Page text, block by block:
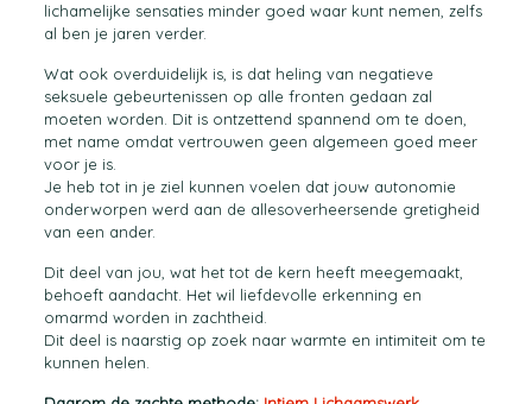
lichamelijke sensaties minder goed waar kunt nemen, zelfs
al ben je jaren verder.
Wat ook overduidelijk is, is dat heling van negatieve
seksuele gebeurtenissen op alle fronten gedaan zal
moeten worden. Dit is ontzettend spannend om te doen,
met name omdat vertrouwen geen algemeen goed meer
voor je is.
Je heb tot in je ziel kunnen voelen dat jouw autonomie
onderworpen werd aan de allesoverheersende gretigheid
van een ander.
Dit deel van jou, wat het tot de kern heeft meegemaakt,
behoeft aandacht. Het wil liefdevolle erkenning en
omarmd worden in zachtheid.
Dit deel is naarstig op zoek naar warmte en intimiteit om te
kunnen helen.